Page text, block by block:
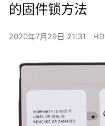
的固件锁方法
2020年7月29日 21:31